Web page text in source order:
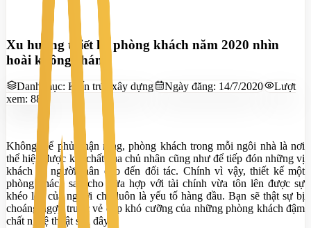
Xu hướng thiết kế phòng khách năm 2020 nhìn
hoài không chán
Danh mục: Kiến trúc xây dựng Ngày đăng: 14/7/2020
Lượt
xem: 885
Không thể phủ nhận rằng, phòng khách trong mỗi ngôi nhà là nơi
thể hiện được khí chất của chủ nhân cũng như để tiếp đón những vị
khách từ người thân cho đến đối tác. Chính vì vậy, thiết kế một
phòng khách sao cho vừa hợp với tài chính vừa tôn lên được sự
khéo léo của người chủ luôn là yếu tố hàng đầu. Bạn sẽ thật sự bị
choáng ngợp trước vẻ đẹp khó cưỡng của những phòng khách đậm
chất nghệ thuật sau đây.